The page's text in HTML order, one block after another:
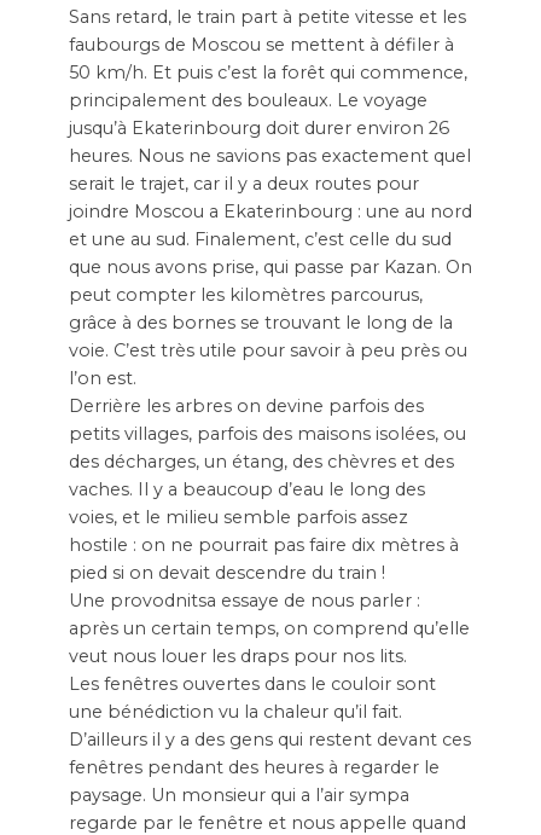
Sans retard, le train part à petite vitesse et les
faubourgs de Moscou se mettent à défiler à
50 km/h. Et puis c’est la forêt qui commence,
principalement des bouleaux. Le voyage
jusqu’à Ekaterinbourg doit durer environ 26
heures. Nous ne savions pas exactement quel
serait le trajet, car il y a deux routes pour
joindre Moscou a Ekaterinbourg : une au nord
et une au sud. Finalement, c’est celle du sud
que nous avons prise, qui passe par Kazan. On
peut compter les kilomètres parcourus,
grâce à des bornes se trouvant le long de la
voie. C’est très utile pour savoir à peu près ou
l’on est.
Derrière les arbres on devine parfois des
petits villages, parfois des maisons isolées, ou
des décharges, un étang, des chèvres et des
vaches. Il y a beaucoup d’eau le long des
voies, et le milieu semble parfois assez
hostile : on ne pourrait pas faire dix mètres à
pied si on devait descendre du train !
Une provodnitsa essaye de nous parler :
après un certain temps, on comprend qu’elle
veut nous louer les draps pour nos lits.
Les fenêtres ouvertes dans le couloir sont
une bénédiction vu la chaleur qu’il fait.
D’ailleurs il y a des gens qui restent devant ces
fenêtres pendant des heures à regarder le
paysage. Un monsieur qui a l’air sympa
regarde par le fenêtre et nous appelle quand